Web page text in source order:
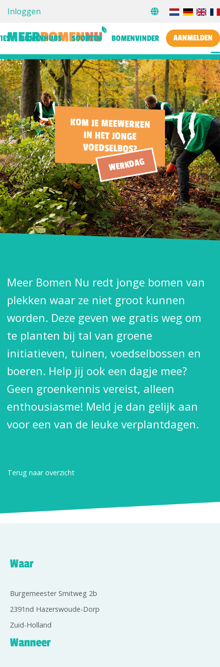
Inloggen
BOMENHUBS SOORTEN BOMENVINDER AANMELDEN
KOM JE MEEWERKEN
IN HET JONGE
VOEDSELBOS?
WERKDAG
Meer Bomen Nu redt jonge bomen van
plekken waar ze niet groot kunnen
worden. Deze geven we gratis weg om
te planten bij tal van groene
initiatieven, tuinen, voedselbossen en
boeren. Help jij ook een dagje mee?
Geen groenkennis vereist, alleen
enthousiasme! Meld je dan gelijk aan
voor een van de leuke verplantdagen.
Terug naar overzicht
Waar
Burgemeester Smitweg 2b
2391nd Hazerswoude-Dorp
Zuid-Holland
Wanneer